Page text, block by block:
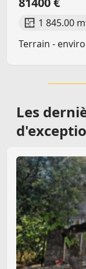
1 845.00
Terrain -
Les